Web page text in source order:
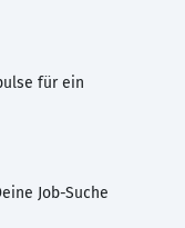
für ein
Job-Suche